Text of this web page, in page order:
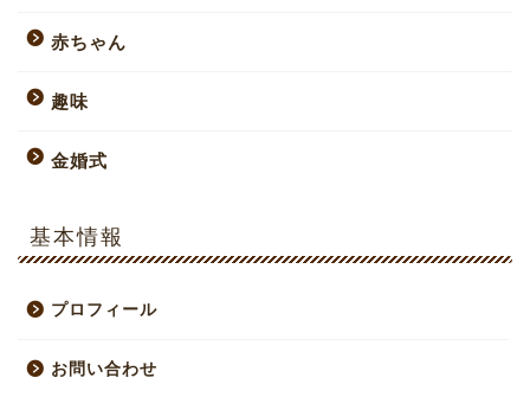
赤ちゃん
趣味
金婚式
基本情報
プロフィール
お問い合わせ